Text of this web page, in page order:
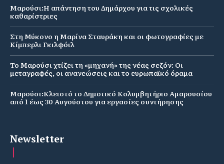
Μαρούσι:Η απάντηση του Δημάρχου για τις σχολικές
καθαρίστριες
Στη Μύκονο η Μαρίνα Σταυράκη και οι φωτογραφίες με
Κίμπερλι Γκιλφόιλ
Το Μαρούσι χτίζει τη «μηχανή» της νέας σεζόν: Οι
μεταγραφές, οι ανανεώσεις και το ευρωπαϊκό όραμα
Μαρούσι:Κλειστό το Δημοτικό Κολυμβητήριο Αμαρουσίου
από 1 έως 30 Αυγούστου για εργασίες συντήρησης
Newsletter